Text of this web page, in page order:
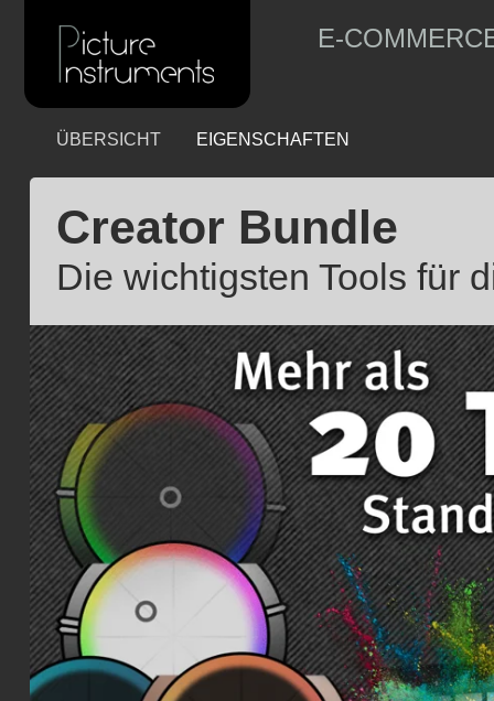
E-
ÜBERSICHT EIGENSCHAFTEN
Creator Bundle
Die wichtigsten Tools für